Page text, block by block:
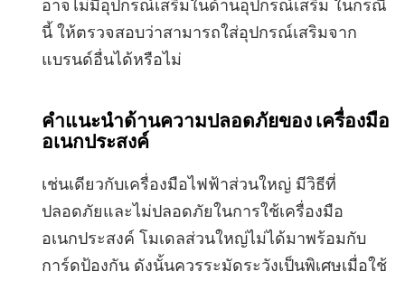
อาจไม่มีอุปกรณ์เสริมในด้านอุปกรณ์เสริม ในกรณี
นี้ ให้ตรวจสอบว่าสามารถใส่อุปกรณ์เสริมจาก
แบรนด์อื่นได้หรือไม่
คำแนะนำด้านความปลอดภัยของ เครื่องมือ
อเนกประสงค์
เช่นเดียวกับเครื่องมือไฟฟ้าส่วนใหญ่ มีวิธีที่
ปลอดภัยและไม่ปลอดภัยในการใช้เครื่องมือ
อเนกประสงค์ โมเดลส่วนใหญ่ไม่ได้มาพร้อมกับ
การ์ดป้องกัน ดังนั้นควรระมัดระวังเป็นพิเศษเมื่อใช้